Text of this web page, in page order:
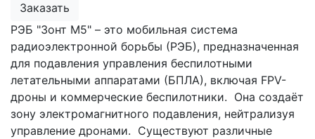
Заказать
РЭБ "Зонт М5" – это мобильная система
радиоэлектронной борьбы (РЭБ), предназначенная
для подавления управления беспилотными
летательными аппаратами (БПЛА), включая FPV-
дроны и коммерческие беспилотники. Она создаёт
зону электромагнитного подавления, нейтрализуя
управление дронами. Существуют различные